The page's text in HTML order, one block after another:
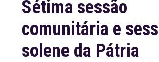
Sétima sessão
comunitária e
solene da Pátria